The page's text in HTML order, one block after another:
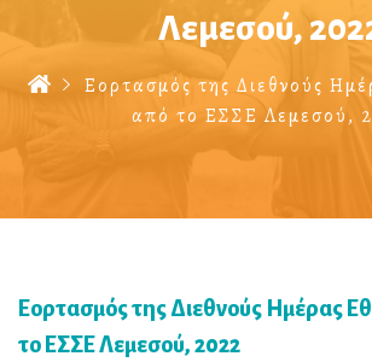
Λεμεσού,
Εορτασμός της Διεθνούς
από το ΕΣΣΕ Λεμεσού,
Εορτασμός της Διεθνούς Ημέρας
το ΕΣΣΕ Λεμεσού, 2022